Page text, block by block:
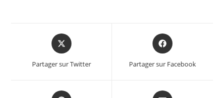
Partager sur Twitter Partager sur Facebook